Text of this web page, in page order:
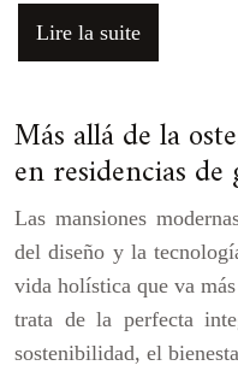
Lire la suite
Más allá de la
en residencias de
Las mansiones
del diseño y la
vida holística que va
trata de la perfecta
sostenibilidad, el